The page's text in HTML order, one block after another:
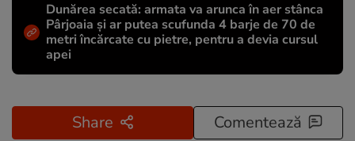
Dunărea secată: armata va arunca în aer stânca
Pârjoaia și ar putea scufunda 4 barje de 70 de
metri încărcate cu pietre, pentru a devia cursul
apei
Share Comentează